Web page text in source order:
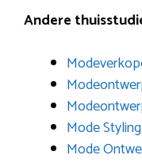
Andere
Mode
Mode